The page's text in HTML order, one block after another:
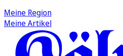
Meine Region
Meine Artikel